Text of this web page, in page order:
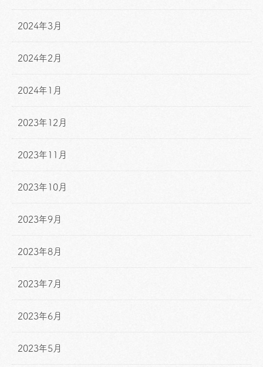
2024年3月
2024年2月
2024年1月
2023年12月
2023年11月
2023年10月
2023年9月
2023年8月
2023年7月
2023年6月
2023年5月